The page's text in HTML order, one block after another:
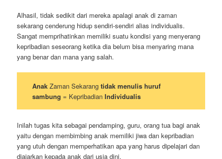
Alhasil, tidak sedikit dari mereka apalagi anak di zaman
sekarang cenderung hidup sendiri-sendiri alias individualis.
Sangat memprihatinkan memiliki suatu kondisi yang menyerang
kepribadian seseorang ketika dia belum bisa menyaring mana
yang benar dan mana yang salah.
AnakZaman Sekarang tidak menulis huruf
sambung = Kepribadian Individualis
Inilah tugas kita sebagai pendamping, guru, orang tua bagi anak
yaitu dengan membimbing anak memiliki jiwa dan kepribadian
yang utuh dengan memperhatikan apa yang harus dipelajari dan
diajarkan kepada anak dari usia dini.